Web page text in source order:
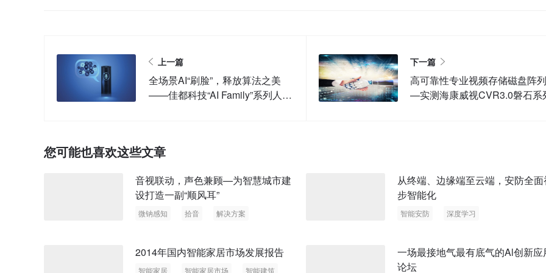
上一篇
全场景AI“刷脸”，释放算法之美
——佳都科技“AI Family”系列人脸
下一篇
高可靠性专业视频存储磁盘阵列
—实测海康威视CVR3.0磐石系
您可能也喜欢这些文章
音视联动，声色兼顾—为智慧城市建
设打造一副“顺风耳”
微钠感知 拾音
解决方案
从终端、边缘端至云端，安防全面
步智能化
智能安防 深度学习
2014年国内智能家居市场发展报告
智能家居 智能家居市场 智能建筑
一场最接地气最有底气的Al创新应
论坛